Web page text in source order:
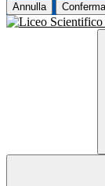
Annulla Conferma